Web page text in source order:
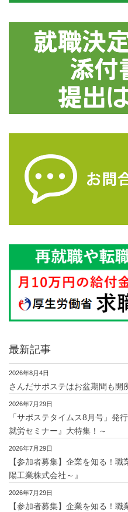
最新記事
2026年8月4日
さんだサポステはお盆期間も開
2026年7月29日
「サポステタイムス8月号」発
就労セミナー』大特集！～
2026年7月29日
【参加者募集】企業を知る！
陽工業株式会社～』
2026年7月29日
【参加者募集】企業を知る！